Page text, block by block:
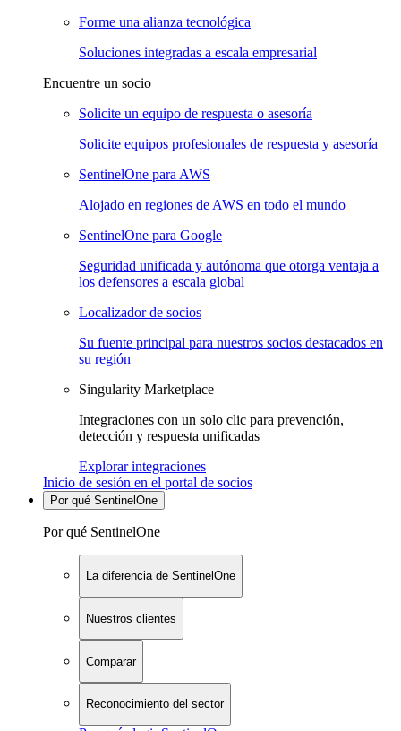
Forme una alianza tecnológica
Soluciones integradas a escala empresarial
Encuentre un socio
Solicite un equipo de respuesta o asesoría
Solicite equipos profesionales de respuesta y asesoría
SentinelOne para AWS
Alojado en regiones de AWS en todo el mundo
SentinelOne para Google
Seguridad unificada y autónoma que otorga ventaja a
los defensores a escala global
Localizador de socios
Su fuente principal para nuestros socios destacados en
su región
Singularity Marketplace
Integraciones con un solo clic para prevención,
detección y respuesta unificadas
Explorar integraciones
Inicio de sesión en el portal de socios
Por qué SentinelOne
Por qué SentinelOne
La diferencia de SentinelOne
Nuestros clientes
Comparar
Reconocimiento del sector